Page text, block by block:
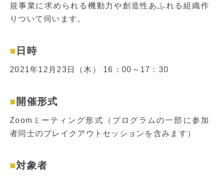
規事業に求められる機動力や創造性あふれる組織作
りついて伺います。
日時
2021年12月23日（木） 16：00～17：30
開催形式
Zoomミーティング形式（プログラムの一部に参加
者同士のブレイクアウトセッションを含みます）
対象者